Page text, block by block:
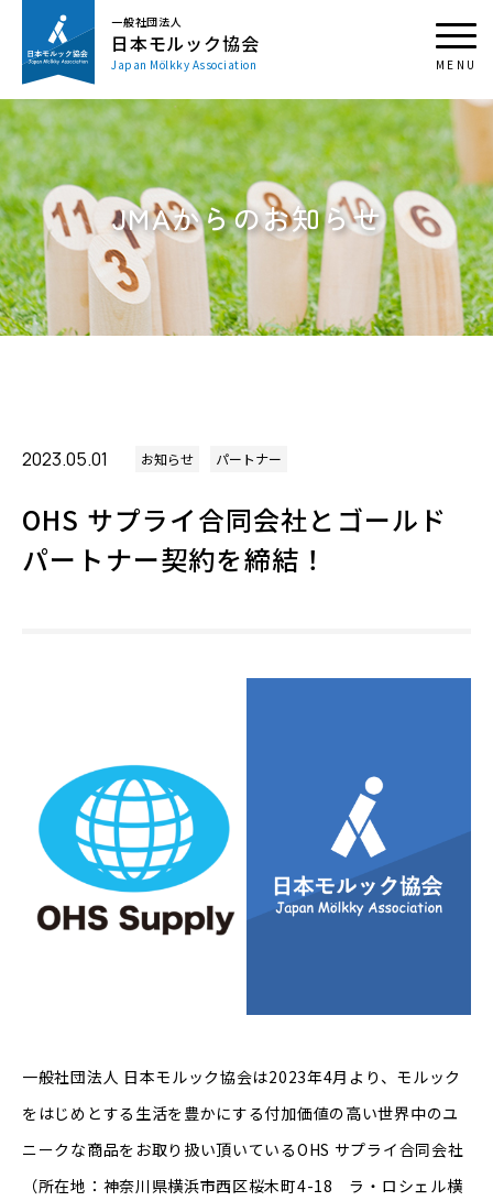
一般社団法人
日本モルック協会
Japan Mölkky Association
JMAからのお知らせ
2023.05.01 お知らせ パートナー
OHS サプライ合同会社とゴールド
パートナー契約を締結！
一般社団法人 日本モルック協会は2023年4月より、モルック
をはじめとする生活を豊かにする付加価値の高い世界中のユ
ニークな商品をお取り扱い頂いているOHS サプライ合同会社
（所在地：神奈川県横浜市西区桜木町4-18 ラ・ロシェル横